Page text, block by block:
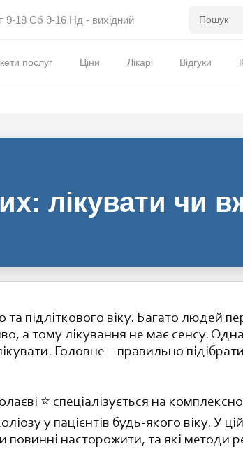
9-18 Сб 9-16 Нд - вихідний
послуг Ціни Лікарі Відгуки
лікувати чи
підліткового віку. Багато людей
а тому лікування не має сенсу.
Головне – правильно
⭐️ спеціалізується на
у пацієнтів будь-якого віку. У
насторожити, та які методи